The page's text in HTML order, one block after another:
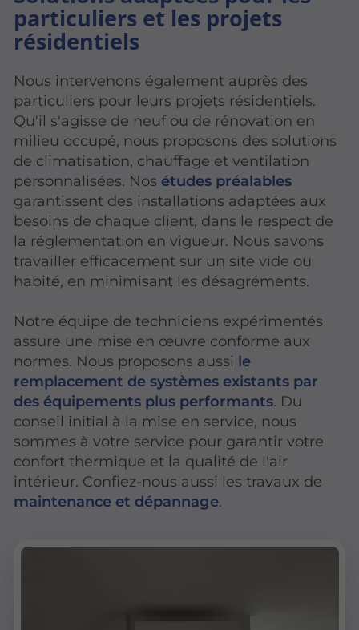
particuliers et les projets
résidentiels
Nous intervenons également auprès des
particuliers pour leurs projets résidentiels.
Qu'il s'agisse de neuf ou de rénovation en
milieu occupé, nous proposons des solutions
de climatisation, chauffage et ventilation
personnalisées. Nos études préalables
garantissent des installations adaptées aux
besoins de chaque client, dans le respect de
la réglementation en vigueur. Nous savons
travailler efficacement sur un site vide ou
habité, en minimisant les désagréments.
Notre équipe de techniciens expérimentés
assure une mise en œuvre conforme aux
normes. Nous proposons aussi le
remplacement de systèmes existants par
des équipements plus performants. Du
conseil initial à la mise en service, nous
sommes à votre service pour garantir votre
confort thermique et la qualité de l'air
intérieur. Confiez-nous aussi les travaux de
maintenance et dépannage.